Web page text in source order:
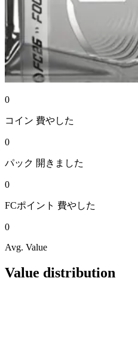
0
コイン 費やした
0
パック 開きました
0
FCポイント 費やした
0
Avg. Value
Value distribution